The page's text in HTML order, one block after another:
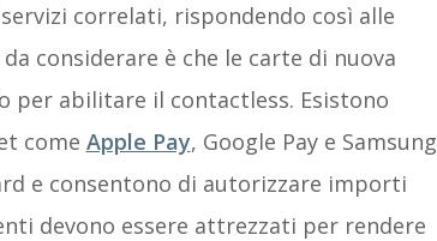
correlati, rispondendo così alle
considerare è che le carte di nuova
per abilitare il contactless. Esistono
come Apple Pay, Google Pay e Samsung
e consentono di autorizzare importi
devono essere attrezzati per rendere